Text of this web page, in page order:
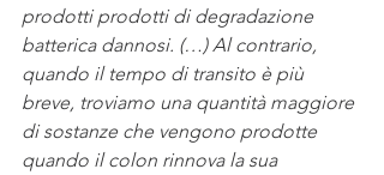
prodotti prodotti di degradazione
batterica dannosi. (…) Al contrario,
quando il tempo di transito è più
breve, troviamo una quantità maggiore
di sostanze che vengono prodotte
quando il colon rinnova la sua